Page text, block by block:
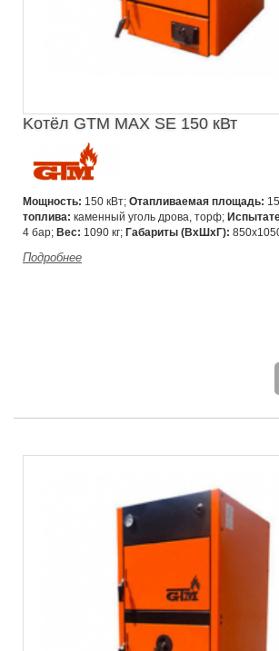
Kотёл GTM MAX SE 150 кВт
Мощность: 150 кВт; Отапливаемая площадь:
топлива: каменный уголь дрова, торф;
4 бар; Вес: 1090 кг; Габариты (ВхШxГ):
Подробнее